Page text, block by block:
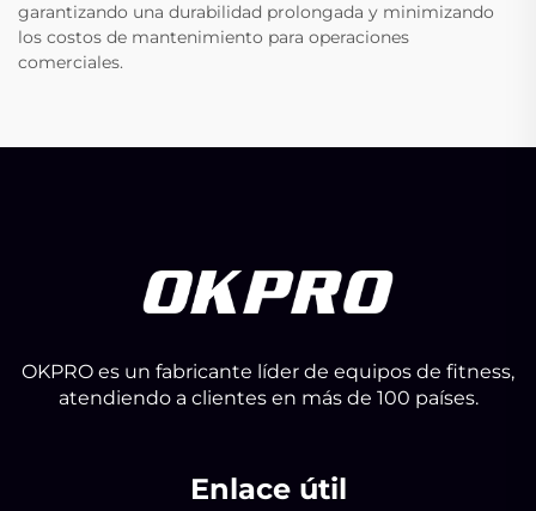
garantizando una durabilidad prolongada y minimizando
los costos de mantenimiento para operaciones
comerciales.
OKPRO es un fabricante líder de equipos de fitness,
atendiendo a clientes en más de 100 países.
Enlace útil